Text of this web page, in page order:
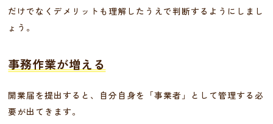
だけでなくデメリットも理解したうえで判断するようにしまし
ょう。
事務作業が増える
開業届を提出すると、自分自身を「事業者」として管理する必
要が出てきます。